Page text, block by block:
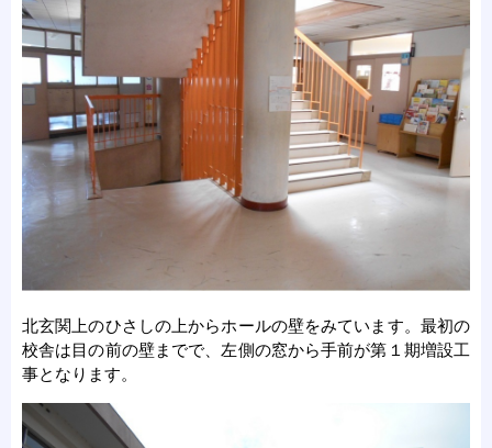
北玄関上のひさしの上からホールの壁をみています。最初の
校舎は目の前の壁までで、左側の窓から手前が第１期増設工
事となります。